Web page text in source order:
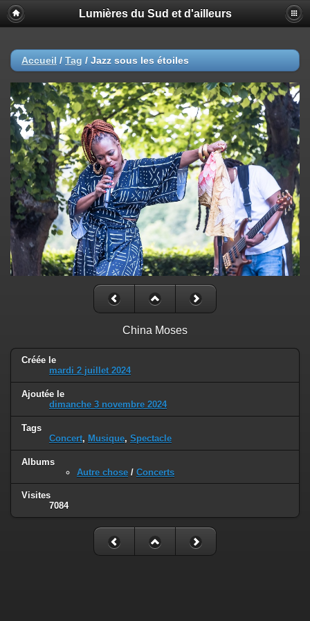
Lumières du Sud et d'ailleurs
Accueil / Tag / Jazz sous les étoiles
China Moses
Créée le
mardi 2 juillet 2024
Ajoutée le
dimanche 3 novembre 2024
Tags
Concert, Musique, Spectacle
Albums
Autre chose / Concerts
Visites
7084